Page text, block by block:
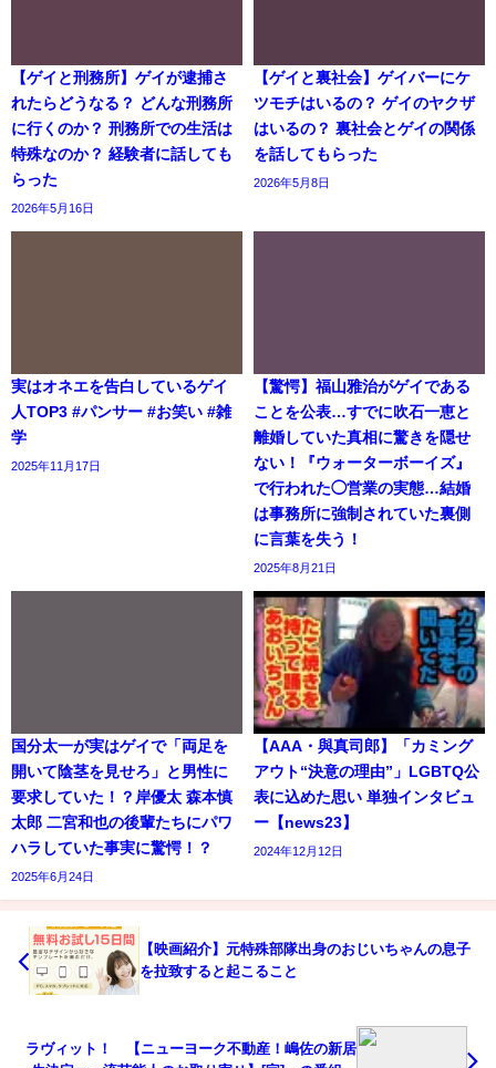
【ゲイと刑務所】ゲイが逮捕さ
れたらどうなる？ どんな刑務所
に行くのか？ 刑務所での生活は
特殊なのか？ 経験者に話しても
らった
2026年5月16日
【ゲイと裏社会】ゲイバーにケ
ツモチはいるの？ ゲイのヤクザ
はいるの？ 裏社会とゲイの関係
を話してもらった
2026年5月8日
実はオネエを告白しているゲイ
人TOP3 #パンサー #お笑い #雑
学
2025年11月17日
【驚愕】福山雅治がゲイである
ことを公表…すでに吹石一恵と
離婚していた真相に驚きを隠せ
ない！『ウォーターボーイズ』
で行われた◯営業の実態…結婚
は事務所に強制されていた裏側
に言葉を失う！
2025年8月21日
国分太一が実はゲイで「両足を
開いて陰茎を見せろ」と男性に
要求していた！？岸優太 森本慎
太郎 二宮和也の後輩たちにパワ
ハラしていた事実に驚愕！？
2025年6月24日
【AAA・與真司郎】「カミング
アウト“決意の理由”」LGBTQ公
表に込めた思い 単独インタビュ
ー【news23】
2024年12月12日
【映画紹介】元特殊部隊出身のおじいちゃんの息子
を拉致すると起こること
ラヴィット！ 【ニューヨーク不動産！嶋佐の新居